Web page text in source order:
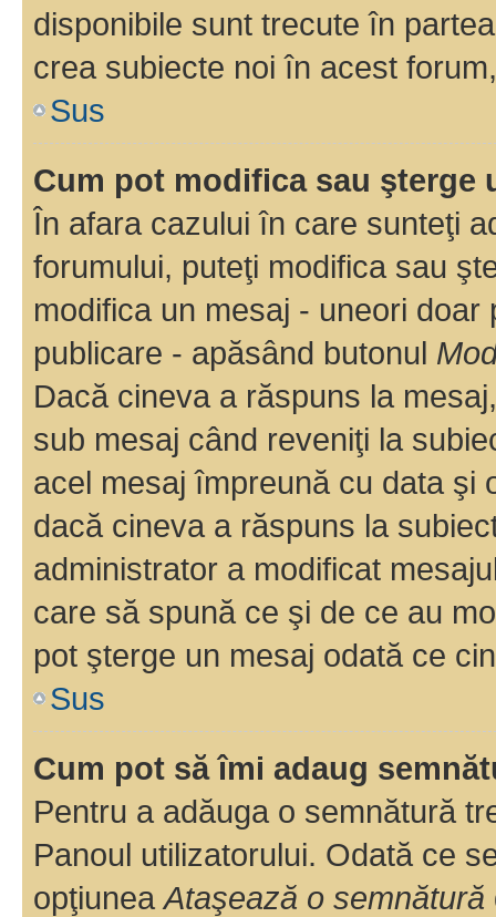
disponibile sunt trecute în
crea subiecte noi în acest
Sus
Cum pot modifica sau şterge
În afara cazului în care sunteţi
forumului, puteţi modifica sau
modifica un mesaj - uneori
publicare - apăsând butonul
Dacă cineva a răspuns la
sub mesaj când reveniţi la
acel mesaj împreună cu data şi
dacă cineva a răspuns la
administrator a modificat
care să spună ce şi de ce au
pot şterge un mesaj odată ce
Sus
Cum pot să îmi adaug
Pentru a adăuga o semnătură
Panoul utilizatorului. Odată ce
opţiunea Ataşează o semnătură